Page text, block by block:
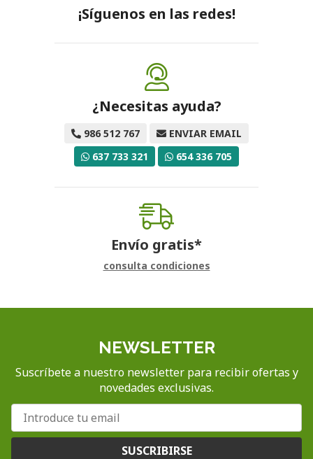
¡Síguenos en las redes!
¿Necesitas ayuda?
986 512 767
ENVIAR EMAIL
637 733 321
654 336 705
Envío gratis*
consulta condiciones
NEWSLETTER
Suscríbete a nuestro newsletter para recibir ofertas y
novedades exclusivas.
SUSCRIBIRSE